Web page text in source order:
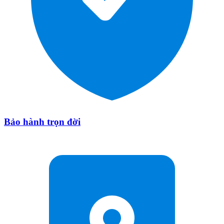
Bảo hành trọn đời